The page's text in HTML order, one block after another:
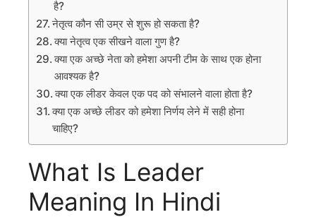
है?
नेतृत्व कौन सी उम्र से शुरू हो सकता है?
क्या नेतृत्व एक सीखने वाला गुण है?
क्या एक अच्छे नेता को हमेशा अपनी टीम के साथ एक होना
आवश्यक है?
क्या एक लीडर केवल एक पद को संभालने वाला होता है?
क्या एक अच्छे लीडर को हमेशा निर्णय लेने में सही होना
चाहिए?
What Is Leader
Meaning In Hindi